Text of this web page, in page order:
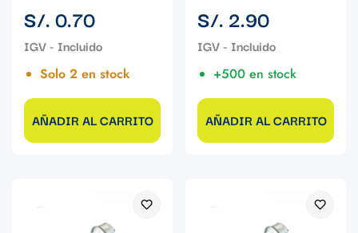
Precio
regular
S/. 0.70
Solo 2 en stock
AÑADIR AL CARRITO
Precio
regular
S/. 2.90
+500 en stock
AÑADIR AL CARRITO